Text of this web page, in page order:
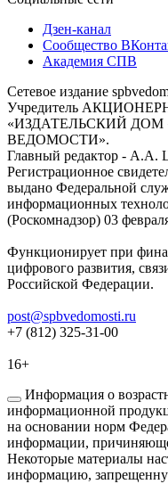
Дзен-канал
Сообщество
Академия СПВ
Сетевое издание
Учредитель
«ИЗДАТЕЛЬСКИЙ ДОМ
ВЕДОМОСТИ».
Главный редактор - А.А.
Регистрационное
выдано Федеральной
информационных
(Роскомнадзор) 03
Функционирует при
цифрового развития,
Российской Федерации.
post@spbvedomosti.ru
+7 (812) 325-31-00
16+
Информация о
информационной
на основании норм
информации,
Некоторые материалы
информацию,